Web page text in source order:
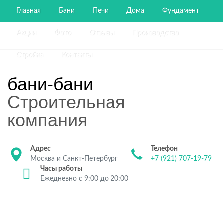
Главная Бани Печи Дома Фундамент
бани-бани
Строительная
компания
Адрес
Москва и Санкт-Петербург
Телефон
+7 (921) 707-19-79
Часы работы
Ежедневно с 9:00 до 20:00